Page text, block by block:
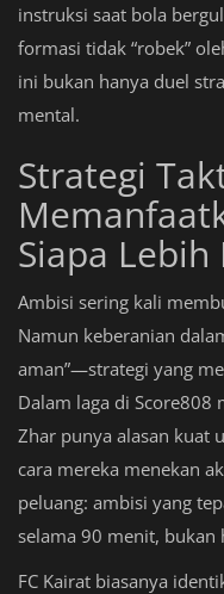
instruksi saat bola
formasi tidak “robek”
ini bukan hanya duel
mental.
Strategi
Siapa Lebih
Ambisi sering kali
Namun keberanian
aman”—strategi yang
Dalam laga di Score808
Zhar punya alasan kuat
cara mereka menekan
peluang: ambisi yang
selama 90 menit, bukan
FC Kairat biasanya